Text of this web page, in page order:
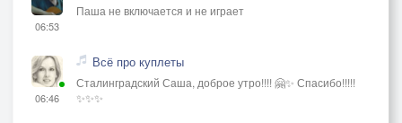
06:53
Паша не включается и не играет
06:46
Всё про куплеты
Сталинградский Саша, доброе утро!!!! 🤗✨ Спасибо!!!!!
✨✨✨